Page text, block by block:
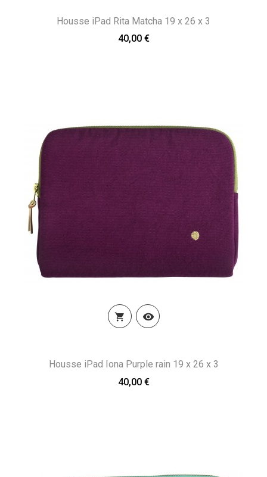
Housse iPad Rita Matcha 19 x 26 x 3
40,00 €
 
Housse iPad Iona Purple rain 19 x 26 x 3
40,00 €